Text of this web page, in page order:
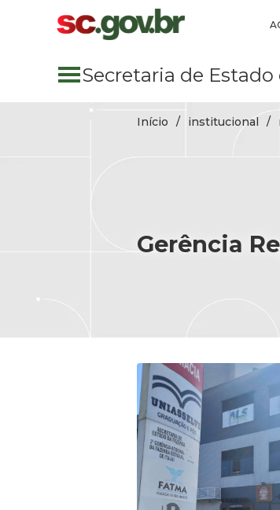
Pular para conteúdo principal
Secretaria de Estado
Início institucional
Gerência